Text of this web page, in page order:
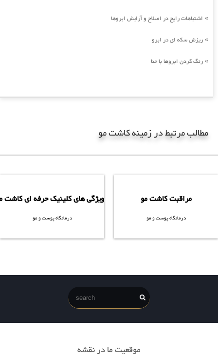
» اشتباهات رایج در اصلاح و آرایش ابروها
» ریزش سکه ای در ابرو
» رنگ کردن ابروها با حنا
مطالب مرتبط در زمینه کاشت مو
ویژگی های کلینیک حرفه ای کاشت
درمانگاه پوست و مو
مراقبت کاشت مو
درمانگاه پوست و مو
موقعیت ما در نقشه